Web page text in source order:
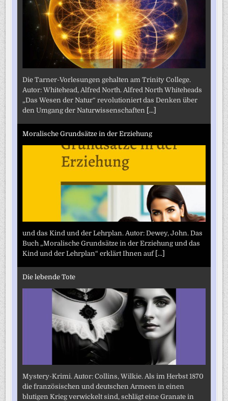
Die Tarner-Vorlesungen gehalten am Trinity College.
Autor: Whitehead, Alfred North. Alfred North Whiteheads
„Das Wesen der Natur“ revolutioniert das Denken über
den Umgang der Naturwissenschaften [...]
Moralische Grundsätze in der Erziehung
und das Kind und der Lehrplan. Autor: Dewey, John. Das
Buch „Moralische Grundsätze in der Erziehung und das
Kind und der Lehrplan“ erklärt Ihnen auf [...]
Die lebende Tote
Mystery-Krimi. Autor: Collins, Wilkie. Als im Herbst 1870
die französischen und deutschen Armeen in einen
blutigen Krieg verwickelt sind, schlägt eine Granate in